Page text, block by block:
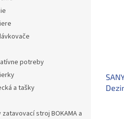
potreby
a tašky
stroj BOKAMA a